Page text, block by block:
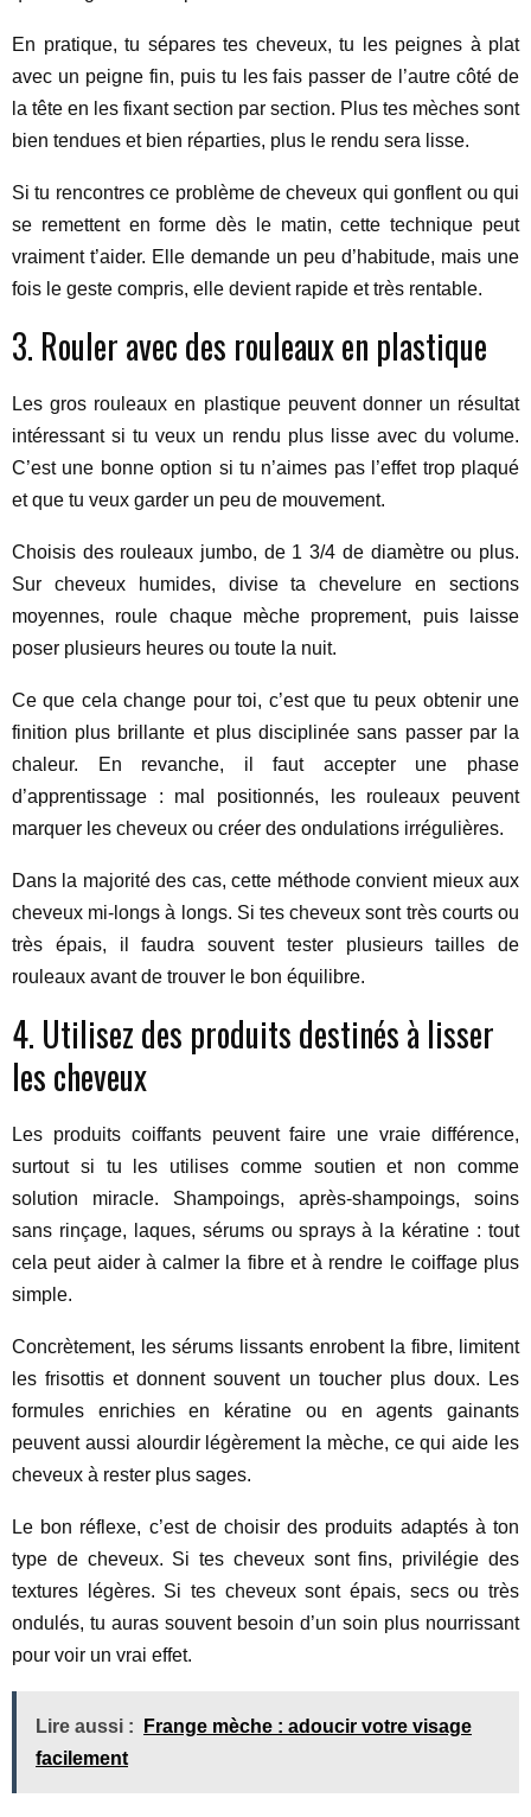
En pratique, tu sépares tes cheveux, tu les peignes à plat
avec un peigne fin, puis tu les fais passer de l’autre côté de
la tête en les fixant section par section. Plus tes mèches sont
bien tendues et bien réparties, plus le rendu sera lisse.
Si tu rencontres ce problème de cheveux qui gonflent ou qui
se remettent en forme dès le matin, cette technique peut
vraiment t’aider. Elle demande un peu d’habitude, mais une
fois le geste compris, elle devient rapide et très rentable.
3. Rouler avec des rouleaux en plastique
Les gros rouleaux en plastique peuvent donner un résultat
intéressant si tu veux un rendu plus lisse avec du volume.
C’est une bonne option si tu n’aimes pas l’effet trop plaqué
et que tu veux garder un peu de mouvement.
Choisis des rouleaux jumbo, de 1 3/4 de diamètre ou plus.
Sur cheveux humides, divise ta chevelure en sections
moyennes, roule chaque mèche proprement, puis laisse
poser plusieurs heures ou toute la nuit.
Ce que cela change pour toi, c’est que tu peux obtenir une
finition plus brillante et plus disciplinée sans passer par la
chaleur. En revanche, il faut accepter une phase
d’apprentissage : mal positionnés, les rouleaux peuvent
marquer les cheveux ou créer des ondulations irrégulières.
Dans la majorité des cas, cette méthode convient mieux aux
cheveux mi-longs à longs. Si tes cheveux sont très courts ou
très épais, il faudra souvent tester plusieurs tailles de
rouleaux avant de trouver le bon équilibre.
4. Utilisez des produits destinés à lisser
les cheveux
Les produits coiffants peuvent faire une vraie différence,
surtout si tu les utilises comme soutien et non comme
solution miracle. Shampoings, après-shampoings, soins
sans rinçage, laques, sérums ou sprays à la kératine : tout
cela peut aider à calmer la fibre et à rendre le coiffage plus
simple.
Concrètement, les sérums lissants enrobent la fibre, limitent
les frisottis et donnent souvent un toucher plus doux. Les
formules enrichies en kératine ou en agents gainants
peuvent aussi alourdir légèrement la mèche, ce qui aide les
cheveux à rester plus sages.
Le bon réflexe, c’est de choisir des produits adaptés à ton
type de cheveux. Si tes cheveux sont fins, privilégie des
textures légères. Si tes cheveux sont épais, secs ou très
ondulés, tu auras souvent besoin d’un soin plus nourrissant
pour voir un vrai effet.
Lire aussi :
Frange mèche : adoucir votre visage
facilement